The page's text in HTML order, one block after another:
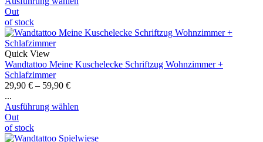
Out
of stock
Quick View
Wandtattoo Meine Kuschelecke Schriftzug Wohnzimmer +
Schlafzimmer
29,90 € – 59,90 €
...
Ausführung wählen
Out
of stock